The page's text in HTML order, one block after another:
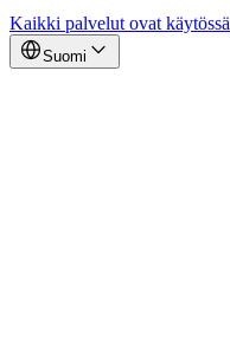
Kaikki palvelut ovat käytössä
Suomi